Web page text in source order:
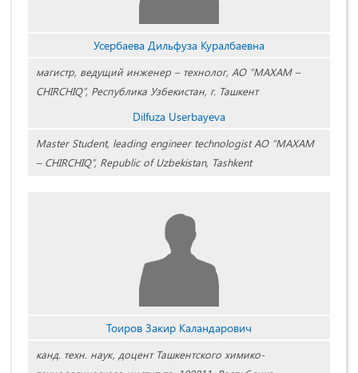
Усербаева Дильфуза Куралбаевна
магистр, ведущий инженер – технолог, АО “MAXAM –
CHIRCHIQ”, Республика Узбекистан, г. Ташкент
Dilfuza Userbayeva
Master Student, leading engineer technologist АО “MAXAM
– CHIRCHIQ”, Republic of Uzbekistan, Tashkent
Тоиров Закир Каландарович
канд. техн. наук, доцент Ташкентского химико-